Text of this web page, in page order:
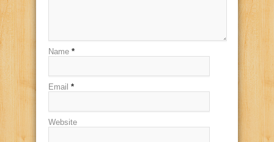
Name *
Email *
Website